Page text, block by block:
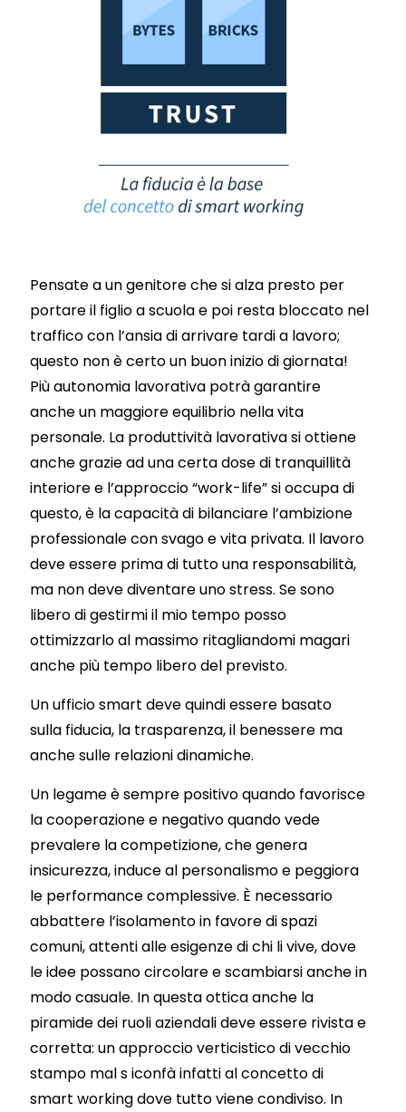
Pensate a un genitore che si alza presto per
portare il figlio a scuola e poi resta bloccato nel
traffico con l’ansia di arrivare tardi a lavoro;
questo non è certo un buon inizio di giornata!
Più autonomia lavorativa potrà garantire
anche un maggiore equilibrio nella vita
personale. La produttività lavorativa si ottiene
anche grazie ad una certa dose di tranquillità
interiore e l’approccio “work-life” si occupa di
questo, è la capacità di bilanciare l’ambizione
professionale con svago e vita privata. Il lavoro
deve essere prima di tutto una responsabilità,
ma non deve diventare uno stress. Se sono
libero di gestirmi il mio tempo posso
ottimizzarlo al massimo ritagliandomi magari
anche più tempo libero del previsto.
Un ufficio smart deve quindi essere basato
sulla fiducia, la trasparenza, il benessere ma
anche sulle relazioni dinamiche.
Un legame è sempre positivo quando favorisce
la cooperazione e negativo quando vede
prevalere la competizione, che genera
insicurezza, induce al personalismo e peggiora
le performance complessive. È necessario
abbattere l’isolamento in favore di spazi
comuni, attenti alle esigenze di chi li vive, dove
le idee possano circolare e scambiarsi anche in
modo casuale. In questa ottica anche la
piramide dei ruoli aziendali deve essere rivista e
corretta: un approccio verticistico di vecchio
stampo mal s iconfà infatti al concetto di
smart working dove tutto viene condiviso. In